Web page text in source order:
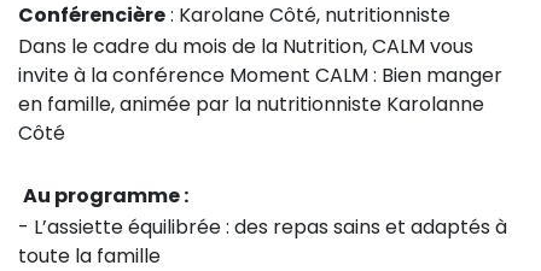
Conférencière: Karolane Côté, nutritionniste
Dans le cadre du mois de la Nutrition, CALM vous
invite à la conférence Moment CALM : Bien manger
en famille, animée par la nutritionniste Karolanne
Côté
Au programme :
- L’assiette équilibrée : des repas sains et adaptés à
toute la famille